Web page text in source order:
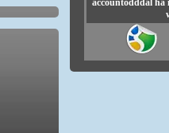
accountodddal ha